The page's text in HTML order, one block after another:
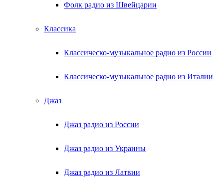
Фолк радио из Швейцарии
Классика
Классическо-музыкальное радио из России
Классическо-музыкальное радио из Италии
Джаз
Джаз радио из России
Джаз радио из Украины
Джаз радио из Латвии